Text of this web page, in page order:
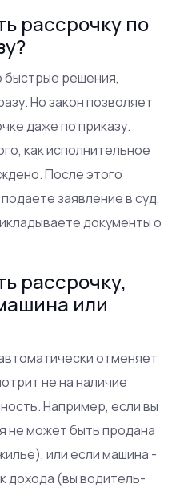
рассрочку по
быстрые решения,
Но закон позволяет
даже по приказу.
как исполнительное
После этого
заявление в суд,
документы о
рассрочку,
или
отменяет
не на наличие
Например, если вы
не может быть продана
или если машина -
дохода (вы водитель-